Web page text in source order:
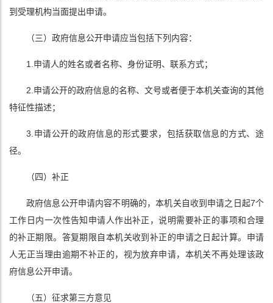
到受理机构当面提出申请。
（三）政府信息公开申请应当包括下列内容：
1.申请人的姓名或者名称、身份证明、联系方式；
2.申请公开的政府信息的名称、文号或者便于本机关查询的其他
特征性描述；
3.申请公开的政府信息的形式要求，包括获取信息的方式、途
径。
（四）补正
政府信息公开申请内容不明确的，本机关自收到申请之日起7个
工作日内一次性告知申请人作出补正，说明需要补正的事项和合理
的补正期限。答复期限自本机关收到补正的申请之日起计算。申请
人无正当理由逾期不补正的，视为放弃申请，本机关不再处理该政
府信息公开申请。
（五）征求第三方意见